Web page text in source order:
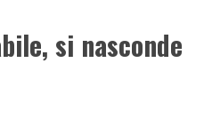
si nasconde